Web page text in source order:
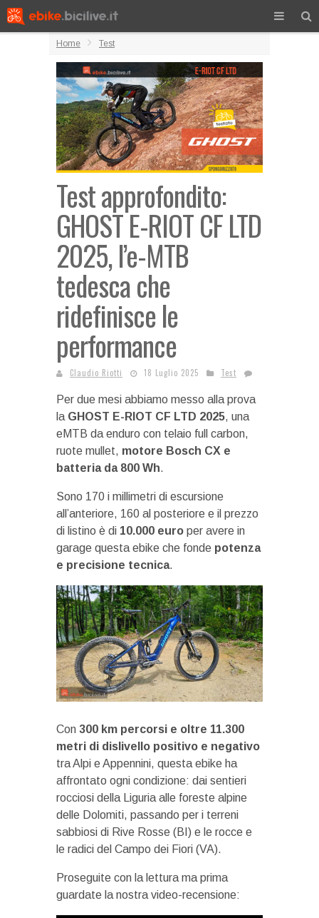
Home Test
Test approfondito:
GHOST E-RIOT CF LTD
2025, l’e-MTB
tedesca che
ridefinisce le
performance
Claudio Riotti 18 Luglio 2025 Test
Per due mesi abbiamo messo alla prova
la GHOST E-RIOT CF LTD 2025, una
eMTB da enduro con telaio full carbon,
ruote mullet, motore Bosch CX e
batteria da 800 Wh.
Sono 170 i millimetri di escursione
all’anteriore, 160 al posteriore e il prezzo
di listino è di 10.000 euro per avere in
garage questa ebike che fonde potenza
e precisione tecnica.
Con 300 km percorsi e oltre 11.300
metri di dislivello positivo e negativo
tra Alpi e Appennini, questa ebike ha
affrontato ogni condizione: dai sentieri
rocciosi della Liguria alle foreste alpine
delle Dolomiti, passando per i terreni
sabbiosi di Rive Rosse (BI) e le rocce e
le radici del Campo dei Fiori (VA).
Proseguite con la lettura ma prima
guardate la nostra video-recensione: